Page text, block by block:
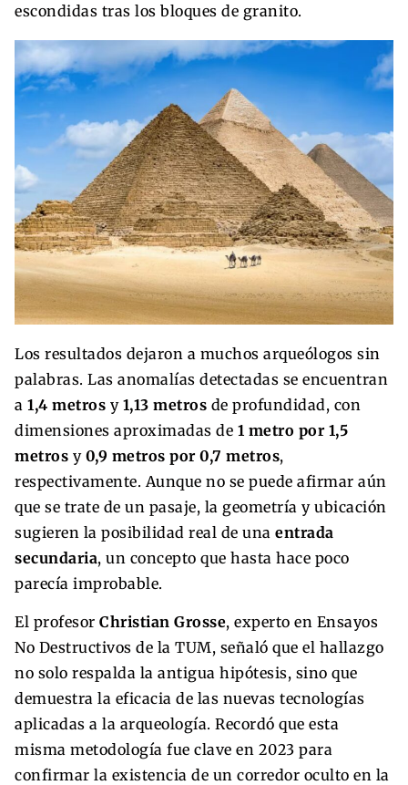
escondidas tras los bloques de granito.
Los resultados dejaron a muchos arqueólogos sin
palabras. Las anomalías detectadas se encuentran
a 1,4 metros y 1,13 metros de profundidad, con
dimensiones aproximadas de 1 metro por 1,5
metros y 0,9 metros por 0,7 metros,
respectivamente. Aunque no se puede afirmar aún
que se trate de un pasaje, la geometría y ubicación
sugieren la posibilidad real de una entrada
secundaria, un concepto que hasta hace poco
parecía improbable.
El profesor Christian Grosse, experto en Ensayos
No Destructivos de la TUM, señaló que el hallazgo
no solo respalda la antigua hipótesis, sino que
demuestra la eficacia de las nuevas tecnologías
aplicadas a la arqueología. Recordó que esta
misma metodología fue clave en 2023 para
confirmar la existencia de un corredor oculto en la